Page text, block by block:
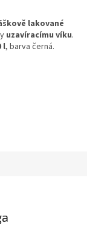
lakované
uzavíracímu víku.
l, barva černá.